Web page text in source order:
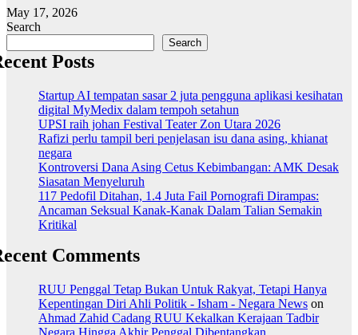
May 17, 2026
Search
Search
Posts
Startup AI tempatan sasar 2 juta pengguna aplikasi kesihatan
digital MyMedix dalam tempoh setahun
UPSI raih johan Festival Teater Zon Utara 2026
Rafizi perlu tampil beri penjelasan isu dana asing, khianat
negara
Kontroversi Dana Asing Cetus Kebimbangan: AMK Desak
Siasatan Menyeluruh
117 Pedofil Ditahan, 1.4 Juta Fail Pornografi Dirampas:
Ancaman Seksual Kanak-Kanak Dalam Talian Semakin
Kritikal
Comments
RUU Penggal Tetap Bukan Untuk Rakyat, Tetapi Hanya
Kepentingan Diri Ahli Politik - Isham - Negara News on
Ahmad Zahid Cadang RUU Kekalkan Kerajaan Tadbir
Negara Hingga Akhir Penggal Dibentangkan